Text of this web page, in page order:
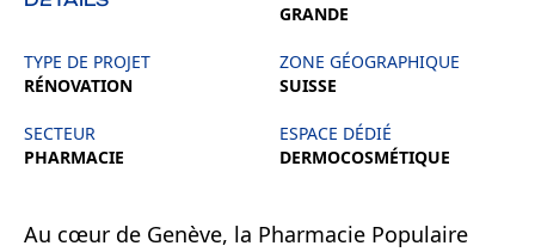
GRANDE
TYPE DE PROJET
RÉNOVATION
ZONE GÉOGRAPHIQUE
SUISSE
SECTEUR
PHARMACIE
ESPACE DÉDIÉ
DERMOCOSMÉTIQUE
Au cœur de Genève, la Pharmacie Populaire